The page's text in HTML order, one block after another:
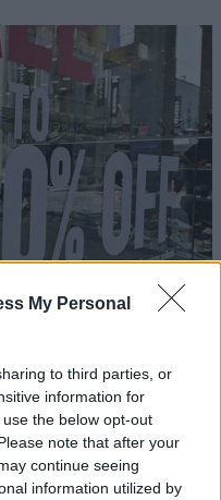
My Personal
to third parties, or
information for
the below opt-out
note that after your
continue seeing
information utilized by
ηλεκτρονικό